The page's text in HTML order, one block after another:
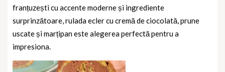
franțuzești cu accente moderne și ingrediente
surprinzătoare, rulada ecler cu cremă de ciocolată, prune
uscate și marțipan este alegerea perfectă pentru a
impresiona.